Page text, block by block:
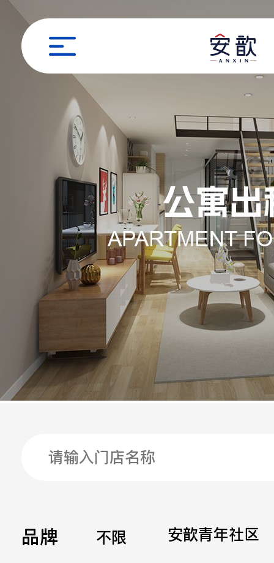
品牌 不限
安歆青年社区
职位申请
姓名
手机
公司
邮箱
留言